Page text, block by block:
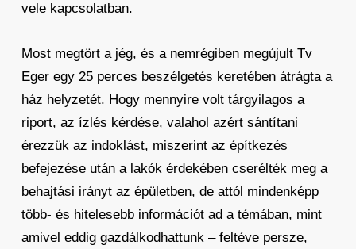
vele kapcsolatban.
Most megtört a jég, és a nemrégiben megújult Tv
Eger egy 25 perces beszélgetés keretében átrágta a
ház helyzetét. Hogy mennyire volt tárgyilagos a
riport, az ízlés kérdése, valahol azért sántítani
érezzük az indoklást, miszerint az építkezés
befejezése után a lakók érdekében cserélték meg a
behajtási irányt az épületben, de attól mindenképp
több- és hitelesebb információt ad a témában, mint
amivel eddig gazdálkodhattunk – feltéve persze,